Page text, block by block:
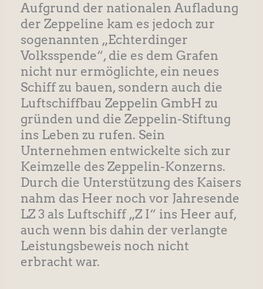
Aufgrund der nationalen Aufladung
der Zeppeline kam es jedoch zur
sogenannten „Echterdinger
Volksspende“, die es dem Grafen
nicht nur ermöglichte, ein neues
Schiff zu bauen, sondern auch die
Luftschiffbau Zeppelin GmbH zu
gründen und die Zeppelin-Stiftung
ins Leben zu rufen. Sein
Unternehmen entwickelte sich zur
Keimzelle des Zeppelin-Konzerns.
Durch die Unterstützung des Kaisers
nahm das Heer noch vor Jahresende
LZ 3 als Luftschiff „Z I“ ins Heer auf,
auch wenn bis dahin der verlangte
Leistungsbeweis noch nicht
erbracht war.